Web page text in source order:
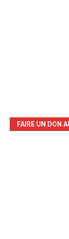
FAIRE UN DON